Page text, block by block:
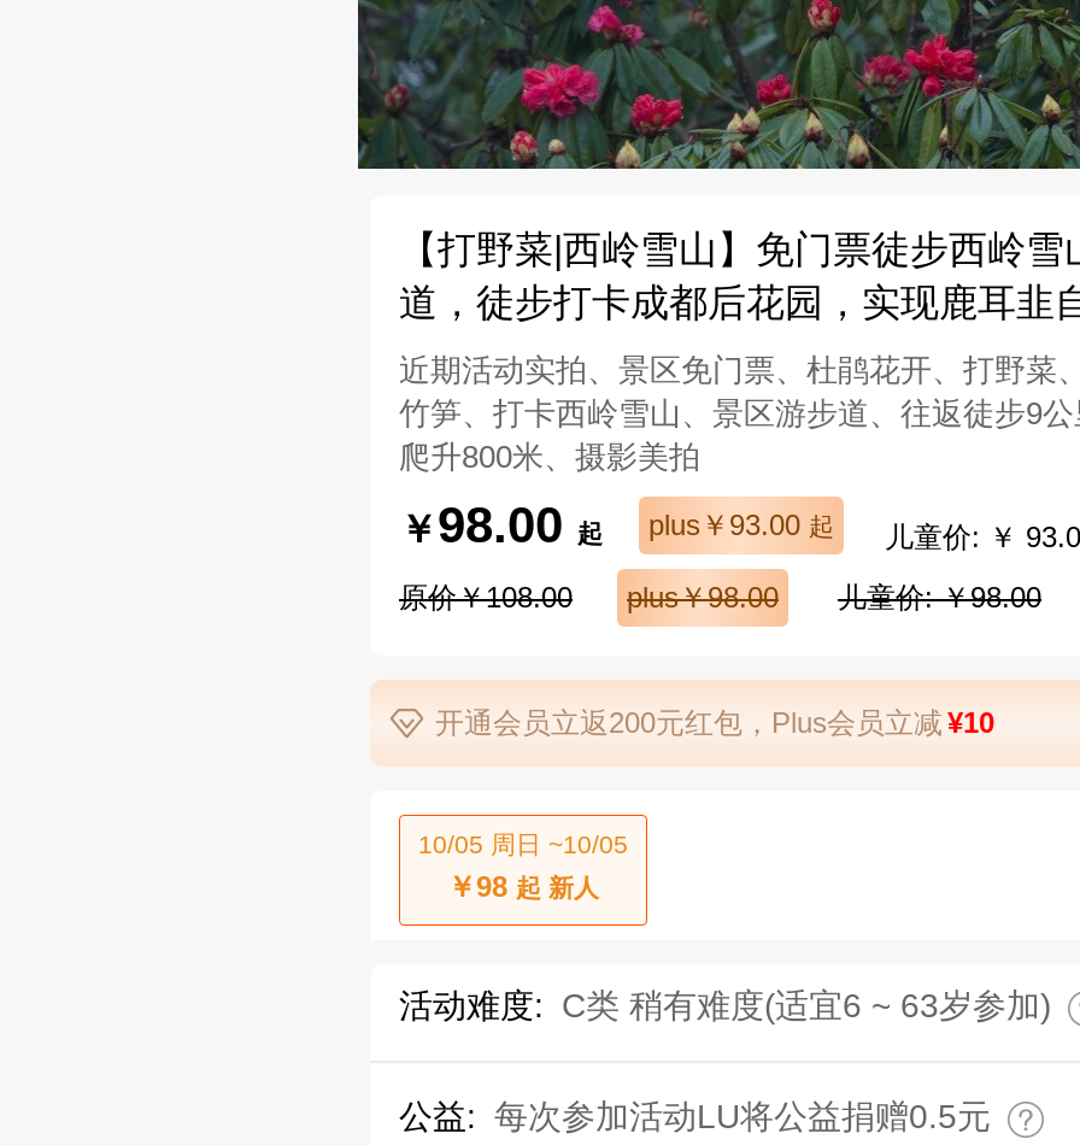
【打野菜|西岭雪山】免门票徒步西岭雪
道，徒步打卡成都后花园，实现鹿耳韭
近期活动实拍、景区免门票、杜鹃花开、打野菜
竹笋、打卡西岭雪山、景区游步道、往返徒步9
爬升800米、摄影美拍
￥98.00 起 plus￥93.00 起
儿童价: ￥
原价￥108.00
plus￥98.00 儿童价: ￥98.00
开通会员立返200元红包，Plus会员立减¥10
10/05 周日 ~10/05
￥98 起 新人
活动难度: C类 稍有难度(适宜6 ~ 63岁参加)
公益: 每次参加活动LU将公益捐赠0.5元